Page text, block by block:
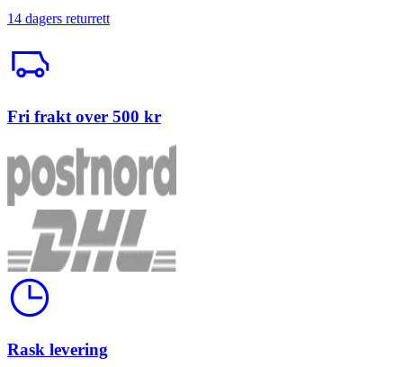
14 dagers returrett
Fri frakt over 500 kr
Rask levering